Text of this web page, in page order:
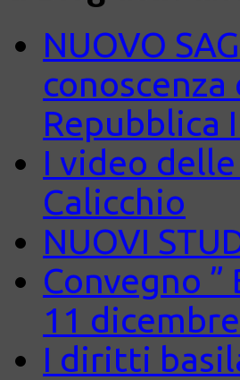
NUOVO
Repubblica
I video
Calicchio
NUOVI
Convegno ”
11
I diritti